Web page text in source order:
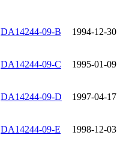
DA14244-09-B 1994-12-30
DA14244-09-C 1995-01-09
DA14244-09-D 1997-04-17
DA14244-09-E 1998-12-03